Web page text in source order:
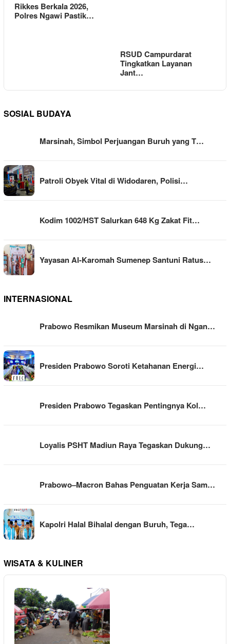
Rikkes Berkala 2026,
Polres Ngawi Pastik…
RSUD Campurdarat
Tingkatkan Layanan
Jant…
SOSIAL BUDAYA
Marsinah, Simbol Perjuangan Buruh yang T…
Patroli Obyek Vital di Widodaren, Polisi…
Kodim 1002/HST Salurkan 648 Kg Zakat Fit…
Yayasan Al-Karomah Sumenep Santuni Ratus…
INTERNASIONAL
Prabowo Resmikan Museum Marsinah di Ngan…
Presiden Prabowo Soroti Ketahanan Energi…
Presiden Prabowo Tegaskan Pentingnya Kol…
Loyalis PSHT Madiun Raya Tegaskan Dukung…
Prabowo–Macron Bahas Penguatan Kerja Sam…
Kapolri Halal Bihalal dengan Buruh, Tega…
WISATA & KULINER